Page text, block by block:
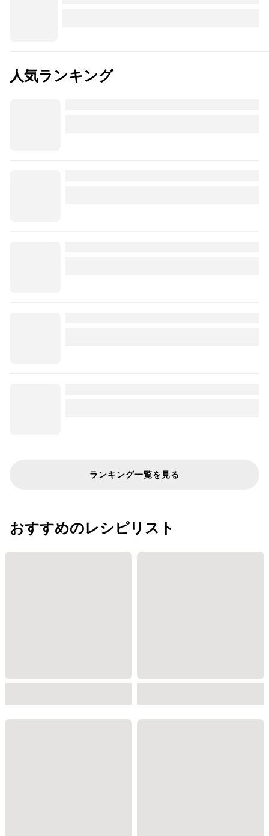
人気ランキング
ランキング一覧を見る
おすすめのレシピリスト